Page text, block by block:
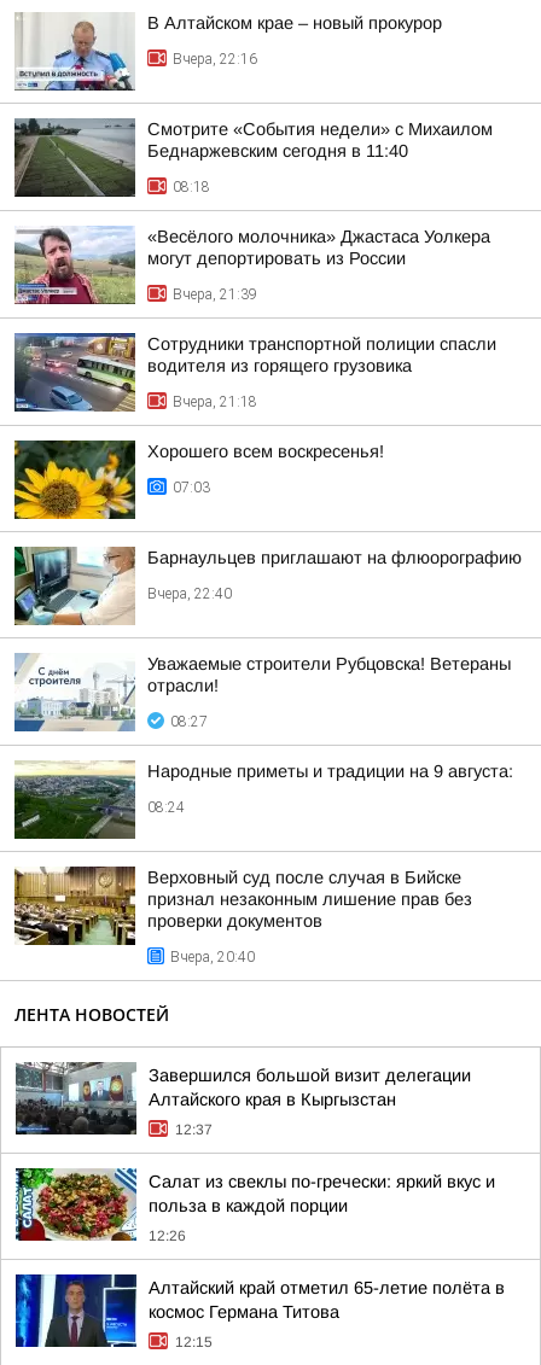
В Алтайском крае – новый прокурор
Вчера, 22:16
Смотрите «События недели» с Михаилом
Беднаржевским сегодня в 11:40
08:18
«Весёлого молочника» Джастаса Уолкера
могут депортировать из России
Вчера, 21:39
Сотрудники транспортной полиции спасли
водителя из горящего грузовика
Вчера, 21:18
Хорошего всем воскресенья!
07:03
Барнаульцев приглашают на флюорографию
Вчера, 22:40
Уважаемые строители Рубцовска! Ветераны
отрасли!
08:27
Народные приметы и традиции на 9 августа:
08:24
Верховный суд после случая в Бийске
признал незаконным лишение прав без
проверки документов
Вчера, 20:40
ЛЕНТА НОВОСТЕЙ
Завершился большой визит делегации
Алтайского края в Кыргызстан
12:37
Салат из свеклы по-гречески: яркий вкус и
польза в каждой порции
12:26
Алтайский край отметил 65-летие полёта в
космос Германа Титова
12:15